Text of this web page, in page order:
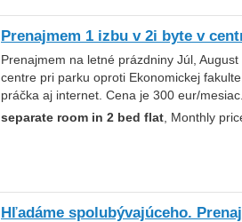
Prenajmem 1 izbu v 2i byte v
Prenajmem na letné prázdniny Júl,
centre pri parku oproti Ekonomickej
práčka aj internet. Cena je 300 eur/
separate room in 2 bed flat , Monthly
Hľadáme spolubývajúceho.